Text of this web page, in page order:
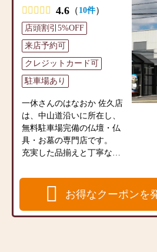
隠高原方面へバードライン
を通って10分ほど。
陽当りが良く、自然豊かな
環境の霊苑です。
●真田霊園：長野市田子229
田子池のほとりにある眺望
長野市田子、田子池のほと
りの静かな環境に佇む真田
霊園。
1250年を超える歴史を持つ
曹洞宗寺院 地蔵院が管理す
池をはじめ長野市、須坂
市、小布施町、菅平の山々
定休日：水曜日・第1第3火
曜日
【近隣の墓地情報】
●専精寺墓地：長野県長野市
篠ノ井東福寺648
南長野運動公園近く 閑静な
住宅街に佇む寺院墓地
專精寺墓地は、浄土真宗大
谷派 專精寺が管理する寺院
墓地です。
JR篠ノ井駅から車で10分、
專精寺では、一般墓、合同
墓をご案内しています。
在来仏教を信仰する方であ
やローソク、フラワーアレ
ンジメントなどの小物商品
の品揃えも豊富です。
専門店として地域の皆様の
ご要望にお応えできるよ
う、商品情報に精通したア
ドバイザーが常駐しており
【店舗情報】
一休さんのはなおか 上田店
は、国道18号線沿いに所在
し、無料駐車場完備の仏
す。
◎取扱い商品仏壇、仏具、
位牌、念珠、線香、ローソ
て地域の皆様のご要望にお
応えできるよう営業してお
ります。
【ご希望やお悩みをご相談
ください】
私たちは商品を販売するだ
のお気持ちに寄り添いたい
と思っております。
お客様のお話をお聞きでき
るよう、プロのアドバイザ
ーが丁寧に対応いたしま
に品揃え】
4.6 （ 10件）
店頭割引5%OFF
来店予約可
クレジットカード可
駐車場あり
一休さんのはなおか 佐久店
は、中山道沿いに所在し、
無料駐車場完備の仏壇・仏
具・お墓の専門店です。
充実した品揃えと丁寧な接
具調デザインが特徴で洋間
にも置きやすいモダン仏壇
やタンスの上に置く上置仏
壇、伝統的な大型仏壇、金
お得なクーポンを